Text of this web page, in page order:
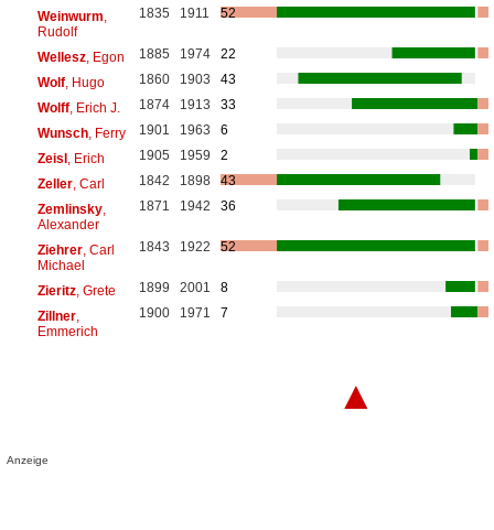
Weinwurm
Rudolf
1835 1911 52
Wellesz, Egon 1885 1974
22
Wolf, Hugo 1860 1903
43
Wolff, Erich J. 1874 1913
33
Wunsch, Ferry 1901 1963
6
Zeisl, Erich 1905 1959
2
Zeller, Carl 1842 1898
43
Zemlinsky,
Alexander
1871 1942 36
Ziehrer, Carl
Michael
1843 1922 52
Zieritz, Grete 1899 2001
8
Zillner,
Emmerich
1900 1971 7
▲
Anzeige